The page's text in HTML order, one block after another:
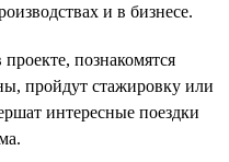
и в бизнесе.
познакомятся
пройдут стажировку или
интересные поездки